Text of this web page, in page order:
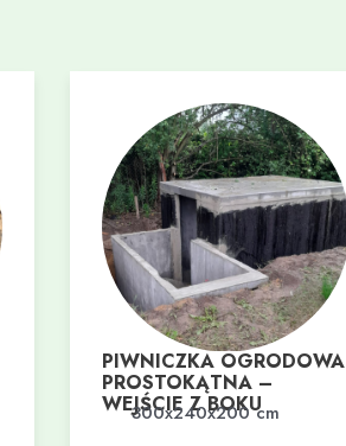
PIWNICZKA OGRODOWA
PROSTOKĄTNA –
WEJŚCIE Z BOKU
300x240x200 cm
Dodaj do koszyka